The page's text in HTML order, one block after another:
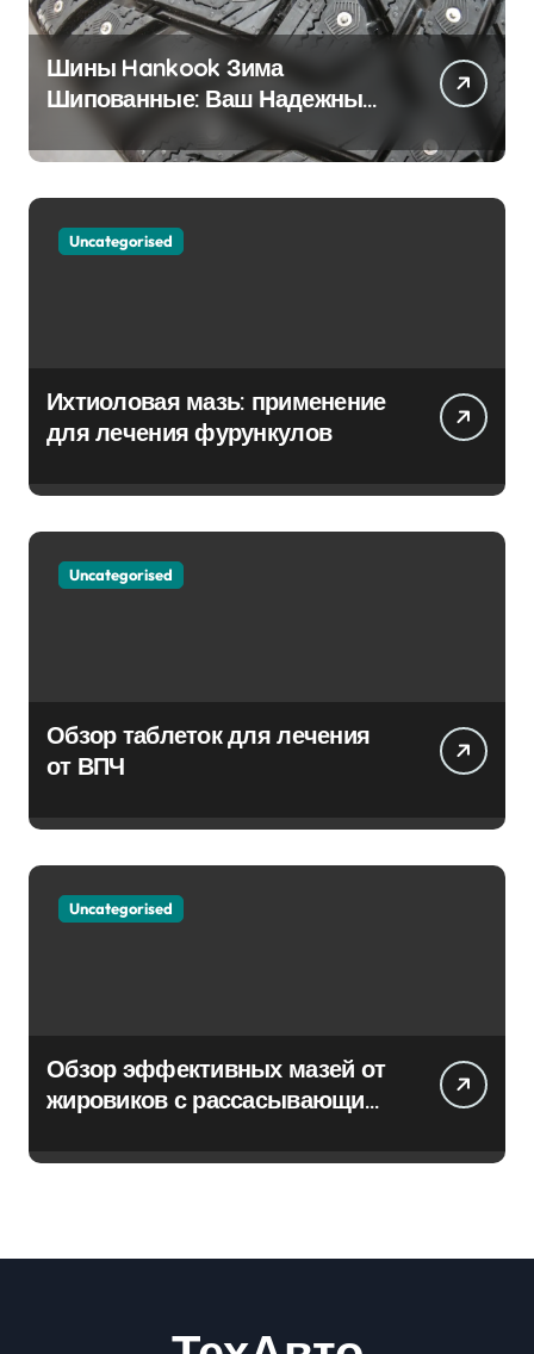
Шины Hankook Зима
Шипованные: Ваш Надежный
Партнёр на Снежных Дорогах
Uncategorised
Ихтиоловая мазь: применение
для лечения фурункулов
Uncategorised
Обзор таблеток для лечения
от ВПЧ
Uncategorised
Обзор эффективных мазей от
жировиков с рассасывающим